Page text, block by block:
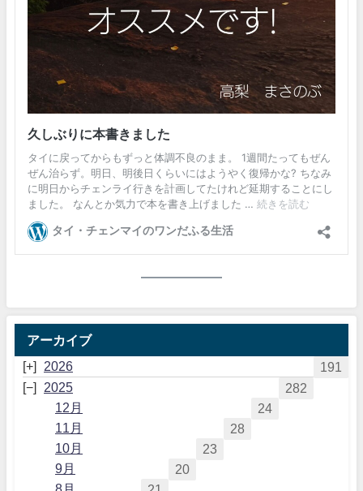
アーカイブ
2026
191
2025
282
12月
24
11月
28
10月
23
9月
20